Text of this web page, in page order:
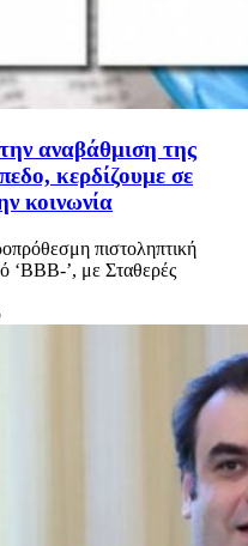
αναβάθμιση της
κερδίζουμε σε
κοινωνία
πιστοληπτική
‘BBB-’, με Σταθερές